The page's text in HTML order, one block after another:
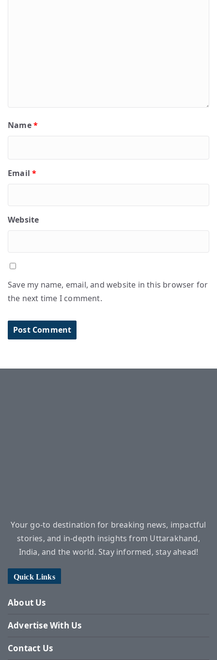
Name*
Email*
Website
Save my name, email, and website in this browser for
the next time I comment.
Your go-to destination for breaking news, impactful
stories, and in-depth insights from Uttarakhand,
India, and the world. Stay informed, stay ahead!
Quick Links
About Us
Advertise With Us
Contact Us